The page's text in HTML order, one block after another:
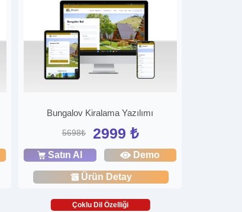
Bungalov Kiralama Yazılımı
5698₺ 2999 ₺
Satın Al Demo
Ürün Detay
Çoklu Dil Özelliği